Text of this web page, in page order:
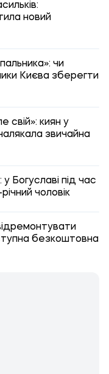
новий
чи
Києва зберегти
свій»: киян у
звичайна
у Богуславі під час
чоловік
безкоштовна